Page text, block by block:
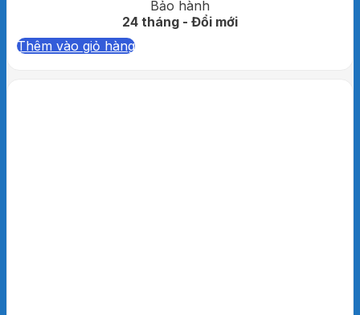
Bảo hành
24 tháng - Đổi mới
Thêm vào giỏ hàng